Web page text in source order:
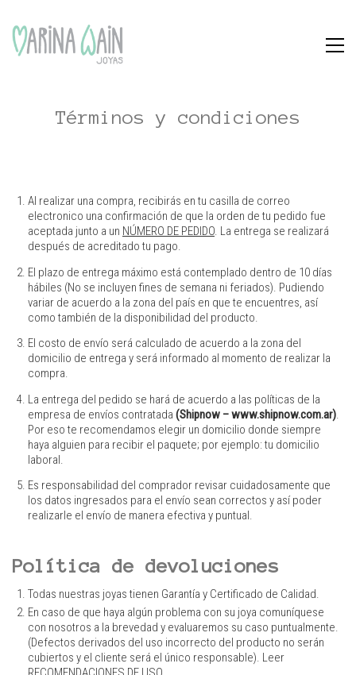
Términos y condiciones
Al realizar una compra, recibirás en tu casilla de correo
electronico una confirmación de que la orden de tu pedido fue
aceptada junto a un NÚMERO DE PEDIDO. La entrega se realizará
después de acreditado tu pago.
El plazo de entrega máximo está contemplado dentro de 10 días
hábiles (No se incluyen fines de semana ni feriados). Pudiendo
variar de acuerdo a la zona del país en que te encuentres, así
como también de la disponibilidad del producto.
El costo de envío será calculado de acuerdo a la zona del
domicilio de entrega y será informado al momento de realizar la
compra.
La entrega del pedido se hará de acuerdo a las políticas de la
empresa de envíos contratada (Shipnow –www.shipnow.com.ar)
Por eso te recomendamos elegir un domicilio donde siempre
haya alguien para recibir el paquete; por ejemplo: tu domicilio
laboral.
Es responsabilidad del comprador revisar cuidadosamente que
los datos ingresados para el envío sean correctos y así poder
realizarle el envío de manera efectiva y puntual.
Política de devoluciones
Todas nuestras joyas tienen Garantía y Certificado de Calidad.
En caso de que haya algún problema con su joya comuníquese
con nosotros a la brevedad y evaluaremos su caso puntualmente.
(Defectos derivados del uso incorrecto del producto no serán
cubiertos y el cliente será el único responsable). Leer